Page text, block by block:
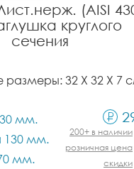
(AISI
круглого
сечения
размеры: 32 X 32 X 7
мм.
130 мм.
мм.
200+ в наличии
розничная цена
скидки